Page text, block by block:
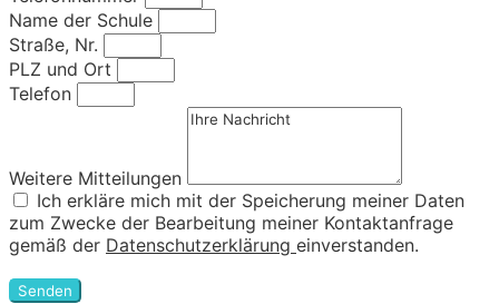
Name der Schule
Straße, Nr.
PLZ und Ort
Telefon
Weitere Mitteilungen
Ich erkläre mich mit der Speicherung meiner Daten
zum Zwecke der Bearbeitung meiner Kontaktanfrage
gemäß der Datenschutzerklärung einverstanden.
Senden